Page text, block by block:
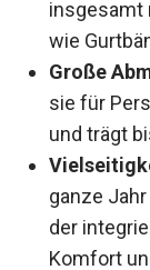
insgesamt
wie
Große
sie für
geeignet
ganze
dank der